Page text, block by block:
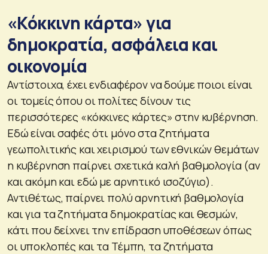
«Κόκκινη κάρτα» για
δημοκρατία, ασφάλεια και
οικονομία
Αντίστοιχα, έχει ενδιαφέρον να δούμε ποιοι είναι
οι τομείς όπου οι πολίτες δίνουν τις
περισσότερες «κόκκινες κάρτες» στην κυβέρνηση.
Εδώ είναι σαφές ότι μόνο στα ζητήματα
γεωπολιτικής και χειρισμού των εθνικών θεμάτων
η κυβέρνηση παίρνει σχετικά καλή βαθμολογία (αν
και ακόμη και εδώ με αρνητικό ισοζύγιο).
Αντιθέτως, παίρνει πολύ αρνητική βαθμολογία
και για τα ζητήματα δημοκρατίας και θεσμών,
κάτι που δείχνει την επίδραση υποθέσεων όπως
οι υποκλοπές και τα Τέμπη, τα ζητήματα